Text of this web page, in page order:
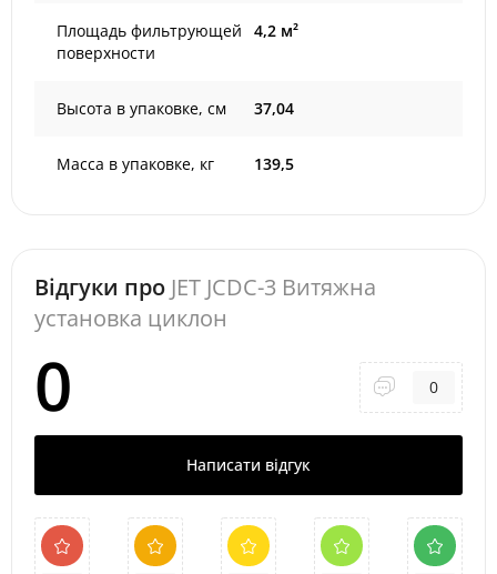
Площадь фильтрующей
поверхности
4,2 м²
Высота в упаковке, см 37,04
Масса в упаковке, кг 139,5
Відгуки про JET JCDC-3 Витяжна
установка циклон
0 0
Написати відгук